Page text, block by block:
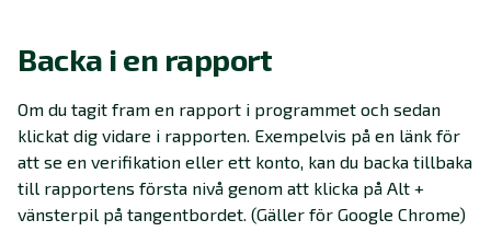
Backa i en rapport
Om du tagit fram en rapport i programmet och sedan
klickat dig vidare i rapporten. Exempelvis på en länk för
att se en verifikation eller ett konto, kan du backa tillbaka
till rapportens första nivå genom att klicka på Alt +
vänsterpil på tangentbordet. (Gäller för Google Chrome)